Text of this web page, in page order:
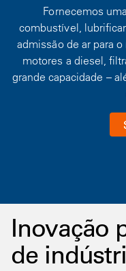
Fornecemos
combustível,
admissão de ar para
motores a diesel,
grande capacidade –
Inovação
de